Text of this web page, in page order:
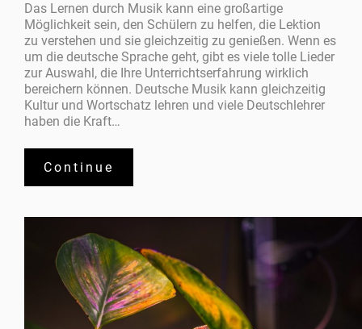
Das Lernen durch Musik kann eine großartige
Möglichkeit sein, den Schülern zu helfen, die Lektion
zu verstehen und sie gleichzeitig zu genießen. Wenn es
um die deutsche Sprache geht, gibt es viele tolle Lieder
zur Auswahl, die Ihre Unterrichtserfahrung wirklich
bereichern können. Deutsche Musik kann gleichzeitig
Kultur und Wortschatz lehren und viele Deutschlehrer
haben die Kraft…
Continue